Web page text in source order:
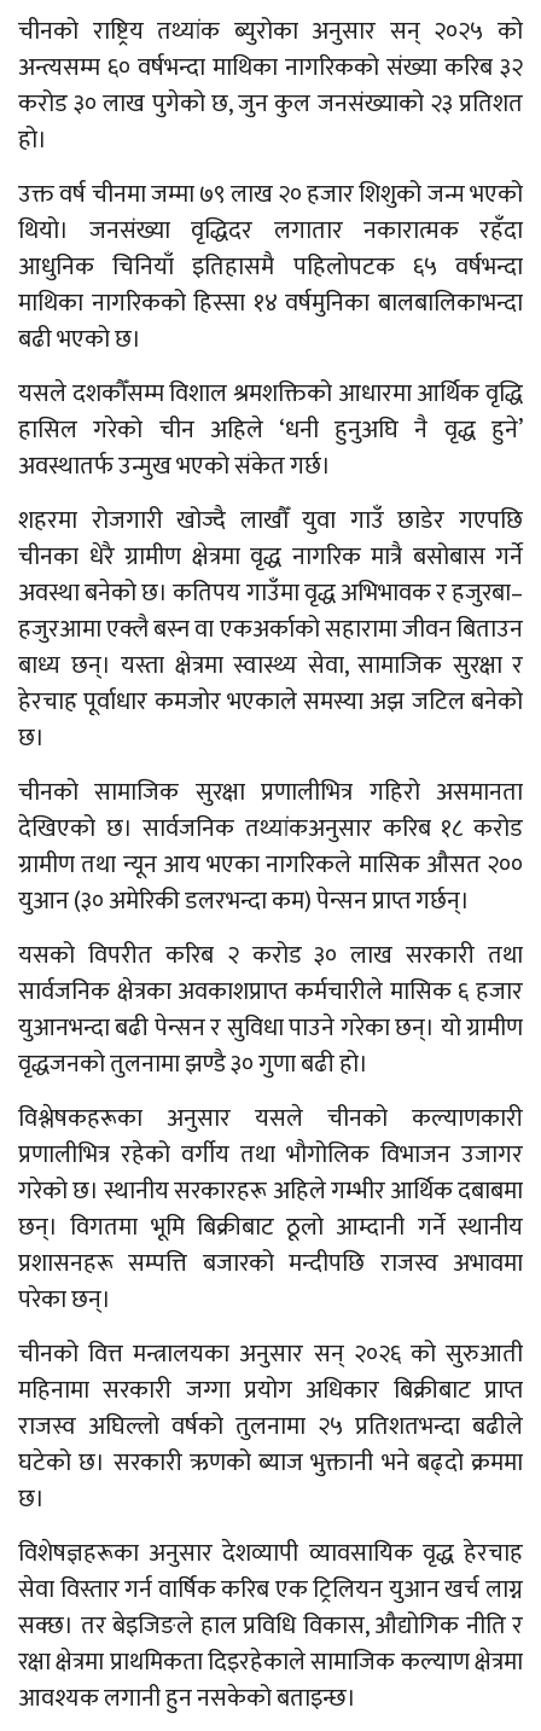
चीनको राष्ट्रिय तथ्यांक ब्युरोका अनुसार सन् २०२५ को
अन्त्यसम्म ६० वर्षभन्दा माथिका नागरिकको संख्या करिब ३२
करोड ३० लाख पुगेको छ, जुन कुल जनसंख्याको २३ प्रतिशत
हो।
उक्त वर्ष चीनमा जम्मा ७९ लाख २० हजार शिशुको जन्म भएको
थियो। जनसंख्या वृद्धिदर लगातार नकारात्मक रहँदा
आधुनिक चिनियाँ इतिहासमै पहिलोपटक ६५ वर्षभन्दा
माथिका नागरिकको हिस्सा १४ वर्षमुनिका बालबालिकाभन्दा
बढी भएको छ।
यसले दशकौँसम्म विशाल श्रमशक्तिको आधारमा आर्थिक वृद्धि
हासिल गरेको चीन अहिले ‘धनी हुनुअघि नै वृद्ध हुने’
अवस्थातर्फ उन्मुख भएको संकेत गर्छ।
शहरमा रोजगारी खोज्दै लाखौँ युवा गाउँ छाडेर गएपछि
चीनका धेरै ग्रामीण क्षेत्रमा वृद्ध नागरिक मात्रै बसोबास गर्ने
अवस्था बनेको छ। कतिपय गाउँमा वृद्ध अभिभावक र हजुरबा–
हजुरआमा एक्लै बस्न वा एकअर्काको सहारामा जीवन बिताउन
बाध्य छन्। यस्ता क्षेत्रमा स्वास्थ्य सेवा, सामाजिक सुरक्षा र
हेरचाह पूर्वाधार कमजोर भएकाले समस्या अझ जटिल बनेको
छ।
चीनको सामाजिक सुरक्षा प्रणालीभित्र गहिरो असमानता
देखिएको छ। सार्वजनिक तथ्यांकअनुसार करिब १८ करोड
ग्रामीण तथा न्यून आय भएका नागरिकले मासिक औसत २००
युआन (३० अमेरिकी डलरभन्दा कम) पेन्सन प्राप्त गर्छन्।
यसको विपरीत करिब २ करोड ३० लाख सरकारी तथा
सार्वजनिक क्षेत्रका अवकाशप्राप्त कर्मचारीले मासिक ६ हजार
युआनभन्दा बढी पेन्सन र सुविधा पाउने गरेका छन्। यो ग्रामीण
वृद्धजनको तुलनामा झण्डै ३० गुणा बढी हो।
विश्लेषकहरूका अनुसार यसले चीनको कल्याणकारी
प्रणालीभित्र रहेको वर्गीय तथा भौगोलिक विभाजन उजागर
गरेको छ। स्थानीय सरकारहरू अहिले गम्भीर आर्थिक दबाबमा
छन्। विगतमा भूमि बिक्रीबाट ठूलो आम्दानी गर्ने स्थानीय
प्रशासनहरू सम्पत्ति बजारको मन्दीपछि राजस्व अभावमा
परेका छन्।
चीनको वित्त मन्त्रालयका अनुसार सन् २०२६ को सुरुआती
महिनामा सरकारी जग्गा प्रयोग अधिकार बिक्रीबाट प्राप्त
राजस्व अघिल्लो वर्षको तुलनामा २५ प्रतिशतभन्दा बढीले
घटेको छ। सरकारी ऋणको ब्याज भुक्तानी भने बढ्दो क्रममा
छ।
विशेषज्ञहरूका अनुसार देशव्यापी व्यावसायिक वृद्ध हेरचाह
सेवा विस्तार गर्न वार्षिक करिब एक ट्रिलियन युआन खर्च लाग्न
सक्छ। तर बेइजिङले हाल प्रविधि विकास, औद्योगिक नीति र
रक्षा क्षेत्रमा प्राथमिकता दिइरहेकाले सामाजिक कल्याण क्षेत्रमा
आवश्यक लगानी हुन नसकेको बताइन्छ।